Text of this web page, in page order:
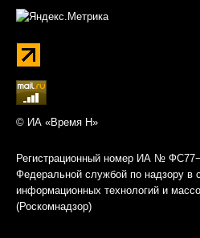
© ИА «Время Н»
Регистрационный номер ИА №
Федеральной службой по надзору в
информационных технологий и
(Роскомнадзор)